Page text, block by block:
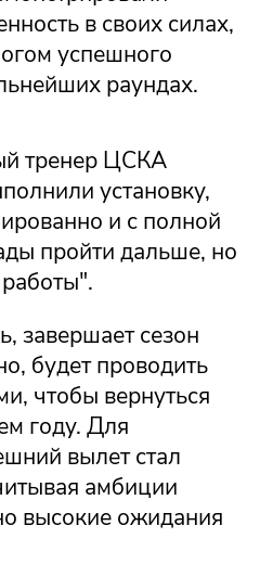
в своих силах,
успешного
раундах.
тренер ЦСКА
установку,
и с полной
пройти дальше, но
завершает сезон
будет проводить
чтобы вернуться
году. Для
вылет стал
амбиции
высокие ожидания